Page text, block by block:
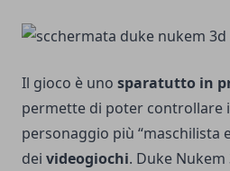
Il gioco è uno sparatutto in
permette di poter controllare il
personaggio più “maschilista
dei videogiochi. Duke